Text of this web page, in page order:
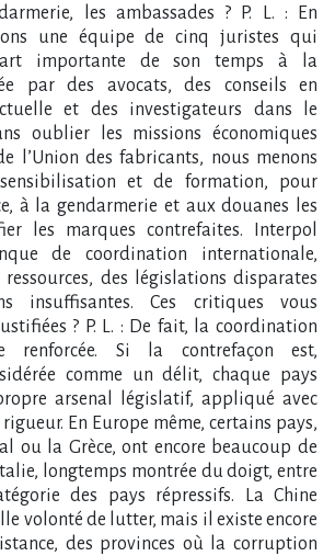
les ambassades ? P. L. : En
une équipe de cinq juristes qui
importante de son temps à la
par des avocats, des conseils en
et des investigateurs dans le
oublier les missions économiques
l’Union des fabricants, nous menons
et de formation, pour
à la gendarmerie et aux douanes les
les marques contrefaites. Interpol
de coordination internationale,
ressources, des législations disparates
insuffisantes. Ces critiques vous
? P. L. : De fait, la coordination
renforcée. Si la contrefaçon est,
comme un délit, chaque pays
arsenal législatif, appliqué avec
En Europe même, certains pays,
ou la Grèce, ont encore beaucoup de
longtemps montrée du doigt, entre
des pays répressifs. La Chine
volonté de lutter, mais il existe encore
des provinces où la corruption